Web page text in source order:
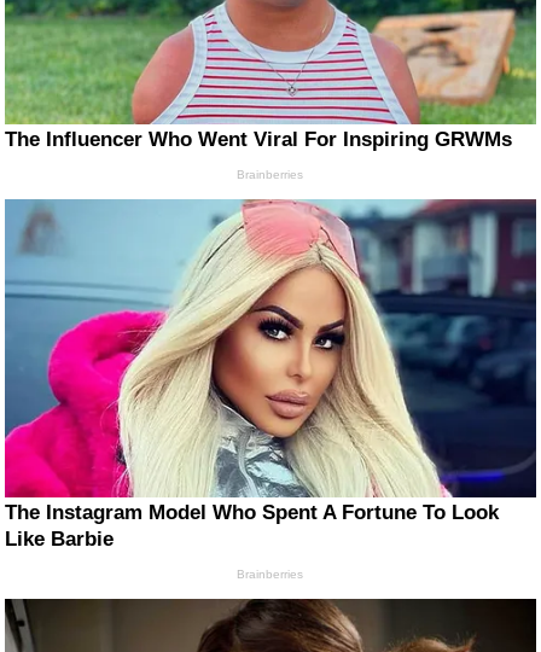
The Influencer Who Went Viral For Inspiring GRWMs
Brainberries
The Instagram Model Who Spent A Fortune To Look
Like Barbie
Brainberries